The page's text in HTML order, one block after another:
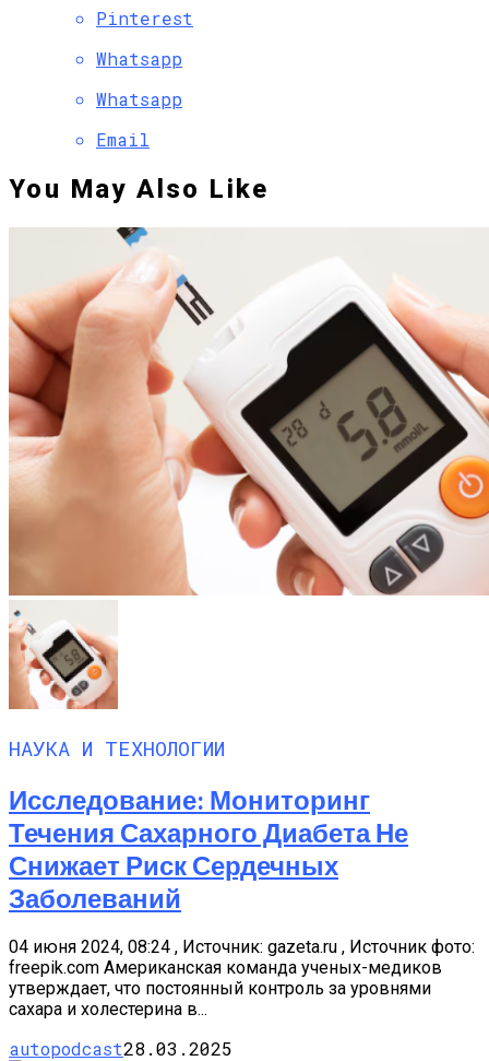
Pinterest
Whatsapp
Whatsapp
Email
You May Also Like
НАУКА И ТЕХНОЛОГИИ
Исследование: Мониторинг
Течения Сахарного Диабета Не
Снижает Риск Сердечных
Заболеваний
04 июня 2024, 08:24 , Источник: gazeta.ru , Источник фото:
freepik.com Американская команда ученых-медиков
утверждает, что постоянный контроль за уровнями
сахара и холестерина в...
autopodcast28.03.2025